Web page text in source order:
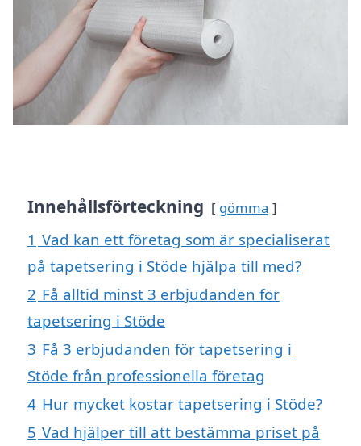
Innehållsförteckning gömma
1 Vad kan ett företag som är specialiserat
på tapetsering i Stöde hjälpa till med?
2 Få alltid minst 3 erbjudanden för
tapetsering i Stöde
3 Få 3 erbjudanden för tapetsering i
Stöde från professionella företag
4 Hur mycket kostar tapetsering i Stöde?
5 Vad hjälper till att bestämma priset på